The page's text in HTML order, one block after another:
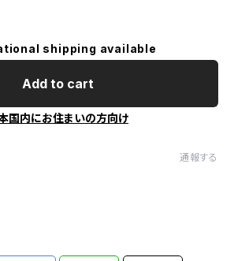
shipping available
Add to cart
国内にお住まいの方向け
通報する